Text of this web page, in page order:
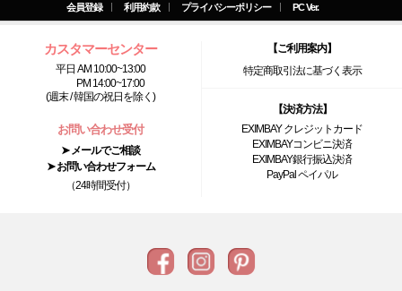
会員登録 利用約款 プライバシーポリシー PC Ver.
カスタマーセンター
平日 AM 10:00~13:00
PM 14:00~17:00
(週末 / 韓国の祝日を除く)
お問い合わせ受付
➤ メールでご相談
➤ お問い合わせフォーム
（24時間受付）
【ご利用案内】
特定商取引法に基づく表示
【決済方法】
EXIMBAY クレジットカード
EXIMBAYコンビニ決済
EXIMBAY銀行振込決済
PayPal ペイパル